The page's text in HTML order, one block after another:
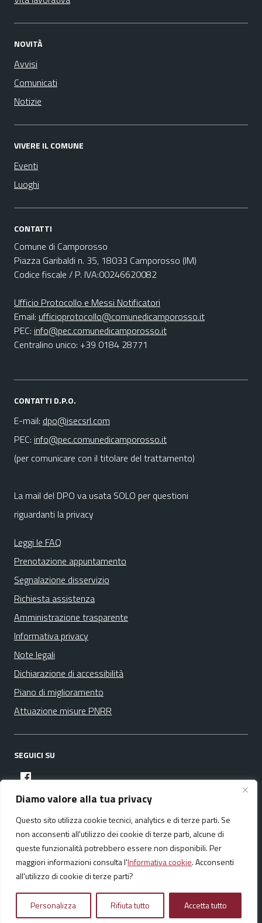
Diamo valore alla tua privacy
Questo sito utilizza cookie tecnici, analytics e di terze parti. Se
non acconsenti all'utilizzo dei cookie di terze parti, alcune di
queste funzionalità potrebbero essere non disponibili. Per
maggiori informazioni consulta l'Informativa cookie. Acconsenti
all'utilizzo di cookie di terze parti?
Personalizza Rifiuta tutto Accetta tutto
NOVITÀ
Avvisi
Comunicati
Notizie
VIVERE IL COMUNE
Eventi
Luoghi
CONTATTI
Comune di Camporosso
Piazza Garibaldi n. 35, 18033 Camporosso (IM)
Codice fiscale / P. IVA:00246620082
Ufficio Protocollo e Messi Notificatori
Email: ufficioprotocollo@comunedicamporosso.it
PEC: info@pec.comunedicamporosso.it
Centralino unico: +39 0184 28771
CONTATTI D.P.O.
E-mail: dpo@isecsrl.com
PEC: info@pec.comunedicamporosso.it
(per comunicare con il titolare del trattamento)
La mail del DPO va usata SOLO per questioni
riguardanti la privacy
Leggi le FAQ
Prenotazione appuntamento
Segnalazione disservizio
Richiesta assistenza
Amministrazione trasparente
Informativa privacy
Note legali
Dichiarazione di accessibilità
Piano di miglioramento
Attuazione misure PNRR
SEGUICI SU
facebook
Media policy Mappa del sito
Realizzato da:NeMeA Sistemi Srl